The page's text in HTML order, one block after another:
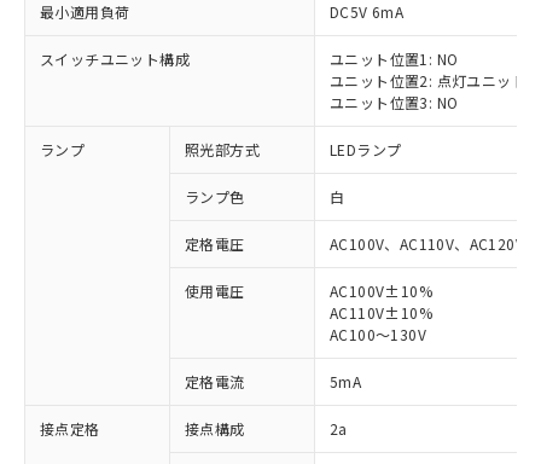
最小適用負荷 DC5V 6mA
スイッチユニット構成
ユニット位置1: NO
ユニット位置2: 点灯ユニット
ユニット位置3: NO
ランプ 照光部方式 LEDランプ
ランプ色 白
定格電圧 AC100V、AC110V、AC120V
使用電圧
AC100V±10%
AC110V±10%
AC100～130V
定格電流 5mA
接点定格 接点構成 2a
ご利用条件
※1 対応状況
対応済み：EU RoHS指令（10物質）の
非含有に対応した製品が提供可能な商品で
対応予定：EU RoHS指令（10物質）の非含
有に対応した製品に切り替える予定のある